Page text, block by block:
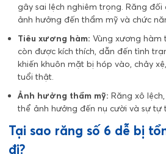
gây sai lệch nghiêm trọng. Răng
ảnh hưởng đến thẩm mỹ và chức
Tiêu xương hàm: Vùng xương hàm
còn được kích thích, dẫn đến tình
khiến khuôn mặt bị hóp vào, chảy
tuổi thật.
Ảnh hưởng thẩm mỹ: Răng xô
thể ảnh hưởng đến nụ cười và sự tự
Tại sao răng số 6 dễ bị
đi?